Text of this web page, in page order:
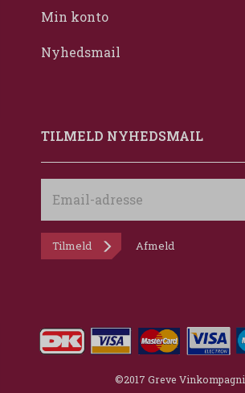
Min konto
Nyhedsmail
TILMELD NYHEDSMAIL
adresse
Tilmeld Afmeld
©2017 Greve Vinkompagni